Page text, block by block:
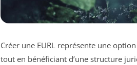
Créer une EURL représente une
tout en bénéficiant d’une structure